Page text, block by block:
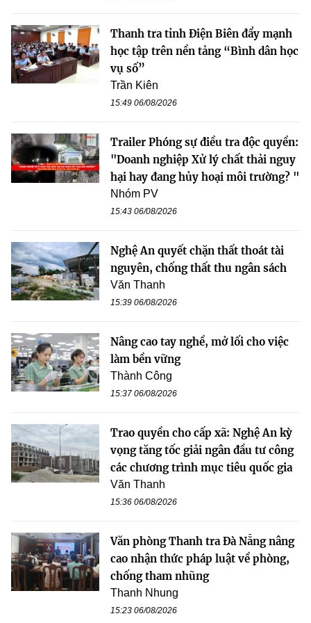
Thanh tra tỉnh Điện Biên đẩy mạnh
học tập trên nền tảng “Bình dân học
vụ số”
Trần Kiên
15:49 06/08/2026
Trailer Phóng sự điều tra độc quyền:
"Doanh nghiệp Xử lý chất thải nguy
hại hay đang hủy hoại môi trường? "
Nhóm PV
15:43 06/08/2026
Nghệ An quyết chặn thất thoát tài
nguyên, chống thất thu ngân sách
Văn Thanh
15:39 06/08/2026
Nâng cao tay nghề, mở lối cho việc
làm bền vững
Thành Công
15:37 06/08/2026
Trao quyền cho cấp xã: Nghệ An kỳ
vọng tăng tốc giải ngân đầu tư công
các chương trình mục tiêu quốc gia
Văn Thanh
15:36 06/08/2026
Văn phòng Thanh tra Đà Nẵng nâng
cao nhận thức pháp luật về phòng,
chống tham nhũng
Thanh Nhung
15:23 06/08/2026